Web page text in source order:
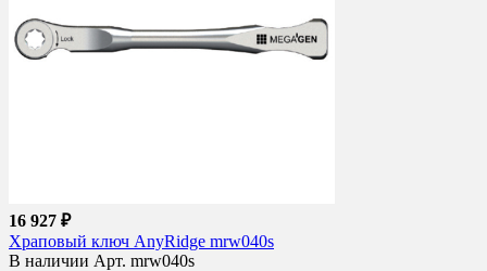
16 927 ₽
Храповый ключ AnyRidge mrw040s
В наличии Арт. mrw040s